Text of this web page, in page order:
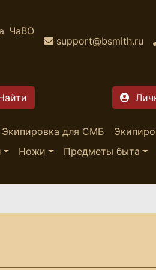
ЧаВО
support@bsmith.ru
Экипировка для СМБ
Ножи Предметы быта